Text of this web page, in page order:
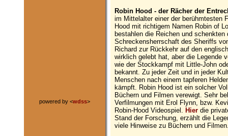
powered by <wdss>
Robin Hood - der Rächer der
im Mittelalter einer der berühmtesten
Hood mit richtigem Namen Robin of
bestahlen die Reichen und
Schreckensherrschaft des Sheriffs
Richard zur Rückkehr auf den
wirklich gelebt hat, aber die Legende
wie der Stockkampf mit Little-John
bekannt. Zu jeder Zeit und in jeder
Menschen nach einem tapferen
kämpft. Robin Hood ist ein solcher
Büchern und Filmen verewigt. Sehr
Verfilmungen mit Erol Flynn, bzw.
Robin-Hood Videospiel. Hier die
Stand der Forschung, erzählt die
viele Hinweise zu Büchern und